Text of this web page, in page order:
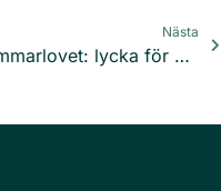
Nästa
Sommarlovet: lycka för vissa, ångest för andra